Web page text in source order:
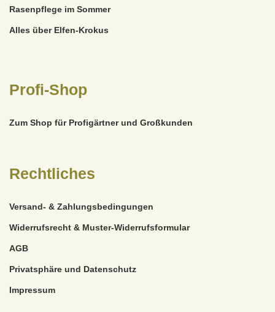
Rasenpflege im Sommer
Alles über Elfen-Krokus
Profi-Shop
Zum Shop für Profigärtner und Großkunden
Rechtliches
Versand- & Zahlungsbedingungen
Widerrufsrecht & Muster-Widerrufsformular
AGB
Privatsphäre und Datenschutz
Impressum